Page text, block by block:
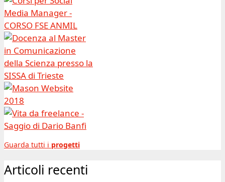
Guarda tutti i progetti
Articoli recenti